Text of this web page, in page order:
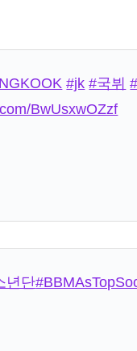
#jk #국뷔
BwUsxwOZzf
년단